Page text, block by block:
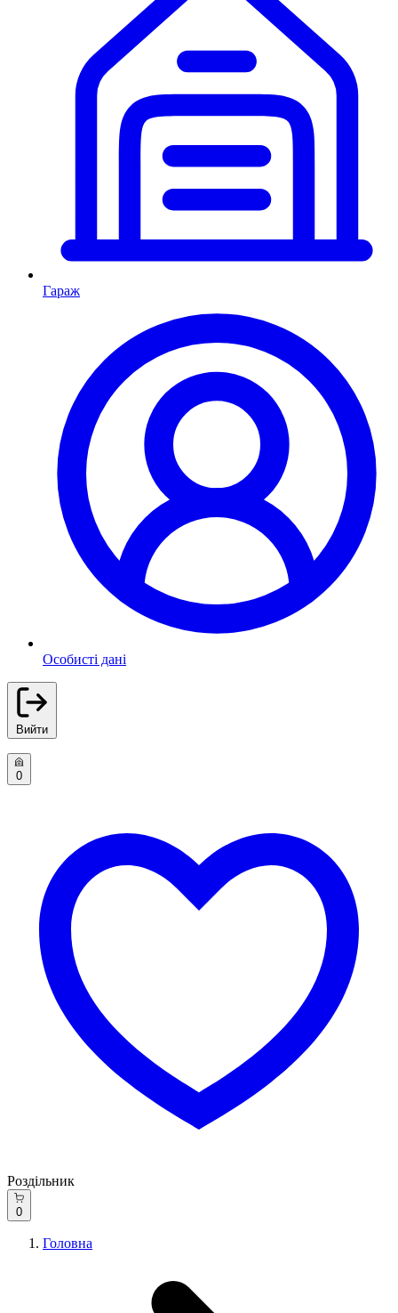
Гараж
Особисті дані
Вийти
0
Роздільник
0
Головна